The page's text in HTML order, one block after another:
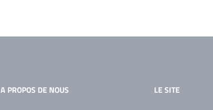
A PROPOS DE NOUS
LE SITE